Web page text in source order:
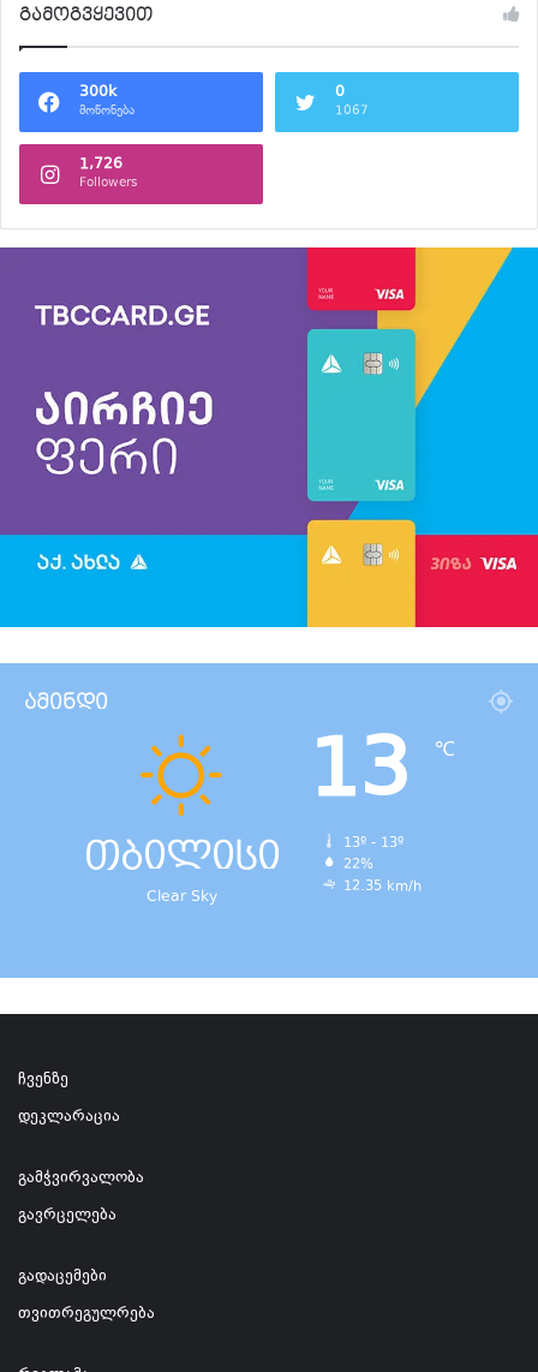
გამოგვყევით
300k
მოწონება
0
1067
1,726
Followers
ამინდი
თბილისი
Clear Sky
13 ℃
13º - 13º
22%
12.35 km/h
ჩვენზე
დეკლარაცია
გამჭვირვალობა
გავრცელება
გადაცემები
თვითრეგულრება